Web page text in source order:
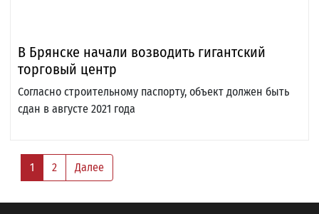
В Брянске начали возводить гигантский
торговый центр
Согласно строительному паспорту, объект должен быть
сдан в августе 2021 года
1 2 Далее